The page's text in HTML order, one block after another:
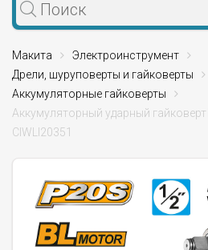
Макита
Электроинструмент
Дрели, шуруповерты и гайковерты
Аккумуляторные гайковерты
Аккумуляторный ударный гайковерт
CIWLI20351